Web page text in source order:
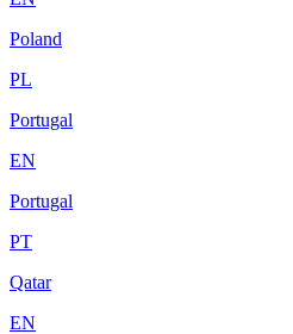
Poland
PL
Portugal
EN
Portugal
PT
Qatar
EN